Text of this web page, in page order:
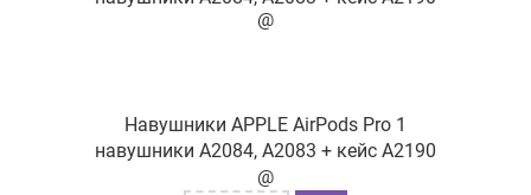
Навушники APPLE AirPods Pro 1
навушники A2084, A2083 + кейс A2190
@